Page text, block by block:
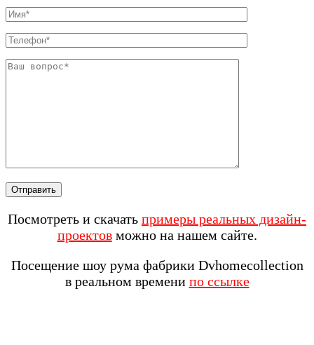
Посмотреть и скачать примеры реальных дизайн-
проектовможно на нашем сайте.
Посещение шоу рума фабрики Dvhomecollection
в реальном времени по ссылке